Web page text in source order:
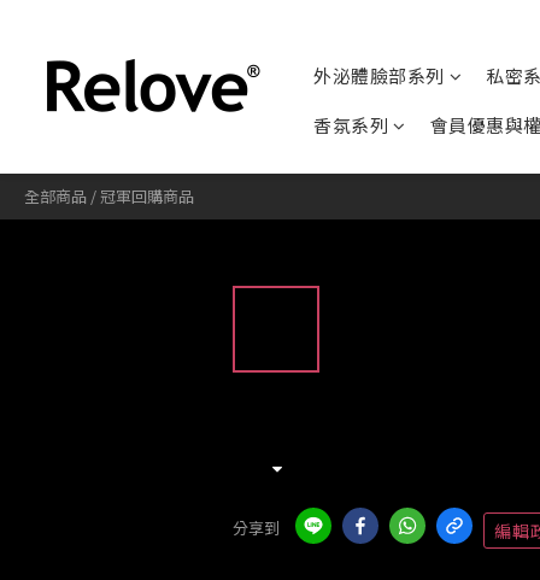
外泌體臉部系列
私密
香氛系列
會員優惠與
全部商品 /冠軍回購商品
分享到 編輯